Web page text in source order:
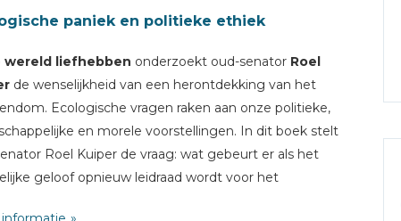
paniek en politieke ethiek
wereld liefhebben onderzoekt oud-senator Roel
de wenselijkheid van een herontdekking van het
Ecologische vragen raken aan onze politieke,
en morele voorstellingen. In dit boek stelt
Roel Kuiper de vraag: wat gebeurt er als het
geloof opnieuw leidraad wordt voor het